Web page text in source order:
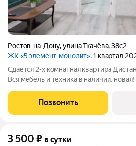
Ростов-на-Дону,улица Ткачёва,38с2
ЖК «5 элемент-монолит», 1 квартал
Сдаётся 2-х комнатная квартира
Вся мебель и техника в наличии,
микраволновка, посуда. самарт-тв в
выходом в интернет в спальни
Позвонить
3 500 ₽ в сутки